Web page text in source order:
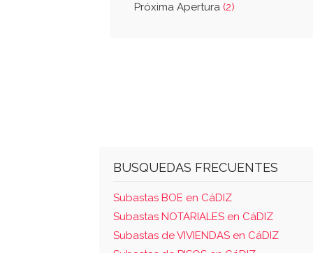
Próxima Apertura (2)
BUSQUEDAS FRECUENTES
Subastas BOE en CáDIZ
Subastas NOTARIALES en CáDIZ
Subastas de VIVIENDAS en CáDIZ